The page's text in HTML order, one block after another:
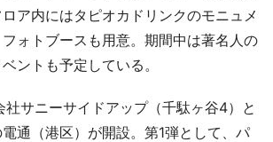
ア内にはタピオカドリンクのモニュメ
ォトブースも用意。期間中は著名人の
ントも予定している。
サニーサイドアップ（千駄ヶ谷4）と
通（港区）が開設。第1弾として、パ